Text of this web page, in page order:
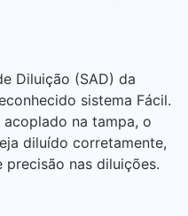
Diluição (SAD) da
sistema Fácil.
na tampa, o
diluído corretamente,
nas diluições.